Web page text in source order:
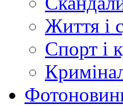
Життя і
Спорт і